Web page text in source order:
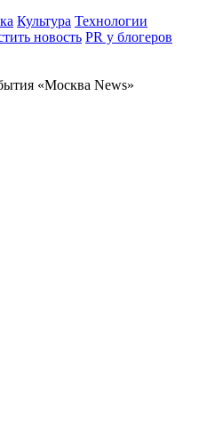
Культура Технологии
новость PR у блогеров
«Москва News»